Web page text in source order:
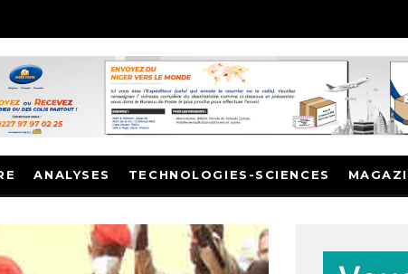
ANALYSES TECHNOLOGIES-SCIENCES